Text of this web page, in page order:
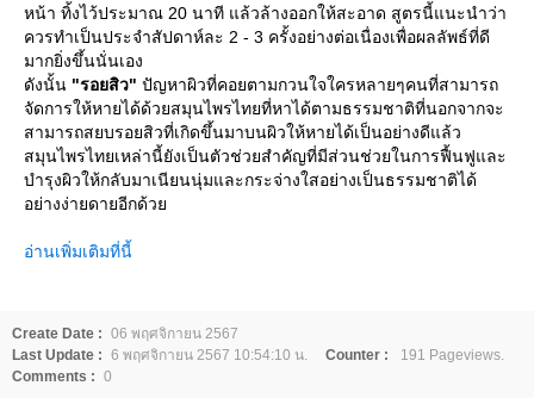
หน้า ทิ้งไว้ประมาณ 20 นาที แล้วล้างออกให้สะอาด สูตรนี้แนะนำว่า
ควรทำเป็นประจำสัปดาห์ละ 2 - 3 ครั้งอย่างต่อเนื่องเพื่อผลลัพธ์ที่ดี
มากยิ่งขึ้นนั่นเอง
ดังนั้น "รอยสิว" ปัญหาผิวที่คอยตามกวนใจใครหลายๆคนที่สามารถ
จัดการให้หายได้ด้วยสมุนไพรไทยที่หาได้ตามธรรมชาติที่นอกจากจะ
สามารถสยบรอยสิวที่เกิดขึ้นมาบนผิวให้หายได้เป็นอย่างดีแล้ว
สมุนไพรไทยเหล่านี้ยังเป็นตัวช่วยสำคัญที่มีส่วนช่วยในการฟื้นฟูและ
บำรุงผิวให้กลับมาเนียนนุ่มและกระจ่างใสอย่างเป็นธรรมชาติได้
อย่างง่ายดายอีกด้วย
อ่านเพิ่มเติมที่นี้
Create Date : 06 พฤศจิกายน 2567
Last Update : 6 พฤศจิกายน 2567 10:54:10 น. Counter :
191 Pageviews.
Comments : 0